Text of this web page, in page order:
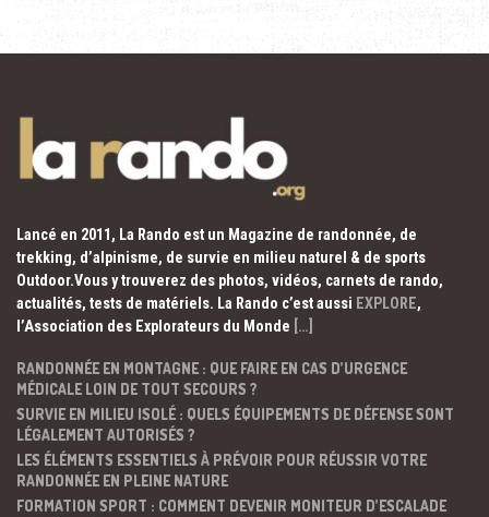
Lancé en 2011, La Rando est un Magazine de randonnée, de
trekking, d’alpinisme, de survie en milieu naturel & de sports
Outdoor.Vous y trouverez des photos, vidéos, carnets de rando,
actualités, tests de matériels. La Rando c’est aussi EXPLORE,
l’Association des Explorateurs du Monde […]
RANDONNÉE EN MONTAGNE : QUE FAIRE EN CAS D’URGENCE
MÉDICALE LOIN DE TOUT SECOURS ?
SURVIE EN MILIEU ISOLÉ : QUELS ÉQUIPEMENTS DE DÉFENSE SONT
LÉGALEMENT AUTORISÉS ?
LES ÉLÉMENTS ESSENTIELS À PRÉVOIR POUR RÉUSSIR VOTRE
RANDONNÉE EN PLEINE NATURE
FORMATION SPORT : COMMENT DEVENIR MONITEUR D’ESCALADE